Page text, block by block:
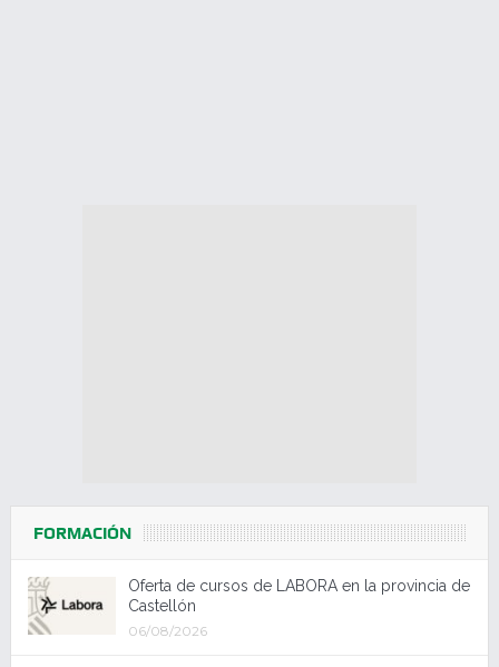
FORMACIÓN
Oferta de cursos de LABORA en la provincia de
Castellón
06/08/2026